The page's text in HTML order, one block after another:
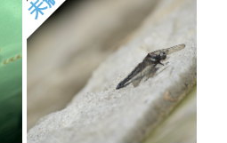
珍しいようなないよう
な
わらしべ